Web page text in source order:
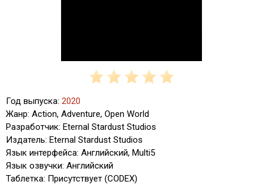
Год выпуска: 2020
Жанр: Action, Adventure, Open World
Разработчик: Eternal Stardust Studios
Издатель: Eternal Stardust Studios
Язык интерфейса: Английский, Multi5
Язык озвучки: Английский
Таблетка: Присутствует (CODEX)